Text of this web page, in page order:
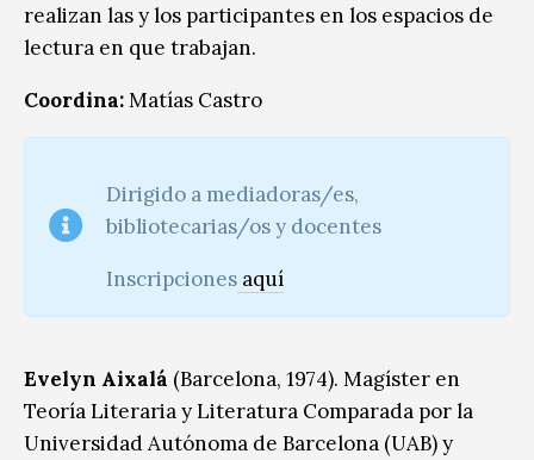
realizan las y los participantes en los espacios de
lectura en que trabajan.
Coordina:Matías Castro
Dirigido a mediadoras/es,
bibliotecarias/os y docentes
Inscripciones aquí
Evelyn Aixalá (Barcelona, 1974). Magíster en
Teoría Literaria y Literatura Comparada por la
Universidad Autónoma de Barcelona (UAB) y